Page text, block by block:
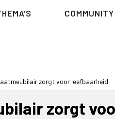
COMMUNITY
zorgt voor leefbaarheid
zorgt